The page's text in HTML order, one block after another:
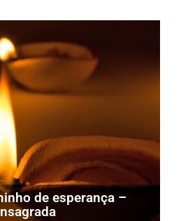
de esperança –